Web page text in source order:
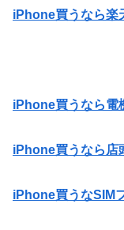
iPhone買うなら楽
iPhone買うなら電
iPhone買うなら店
iPhone買うなSIM